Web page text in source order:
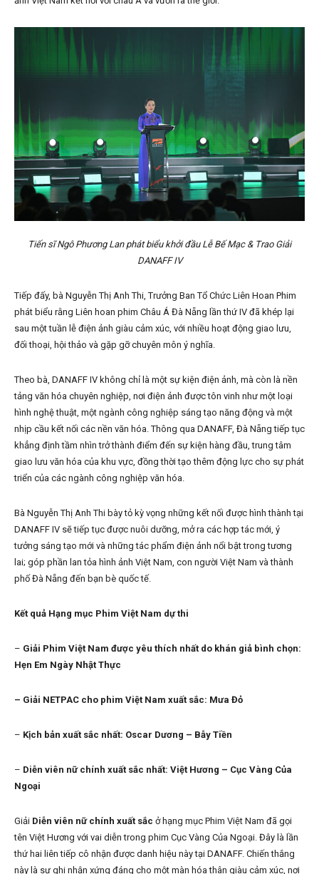
Tiến sĩ Ngô Phương Lan phát biểu khởi đầu Lễ Bế Mạc & Trao Giải
DANAFF IV
Tiếp đấy, bà Nguyễn Thị Anh Thi, Trưởng Ban Tổ Chức Liên Hoan Phim
phát biểu rằng Liên hoan phim Châu Á Đà Nẵng lần thứ IV đã khép lại
sau một tuần lễ điện ảnh giàu cảm xúc, với nhiều hoạt động giao lưu,
đối thoại, hội thảo và gặp gỡ chuyên môn ý nghĩa.
Theo bà, DANAFF IV không chỉ là một sự kiện điện ảnh, mà còn là nền
tảng văn hóa chuyên nghiệp, nơi điện ảnh được tôn vinh như một loại
hình nghệ thuật, một ngành công nghiệp sáng tạo năng động và một
nhịp cầu kết nối các nền văn hóa. Thông qua DANAFF, Đà Nẵng tiếp tục
khẳng định tầm nhìn trở thành điểm đến sự kiện hàng đầu, trung tâm
giao lưu văn hóa của khu vực, đồng thời tạo thêm động lực cho sự phát
triển của các ngành công nghiệp văn hóa.
Bà Nguyễn Thị Anh Thi bày tỏ kỳ vọng những kết nối được hình thành tại
DANAFF IV sẽ tiếp tục được nuôi dưỡng, mở ra các hợp tác mới, ý
tưởng sáng tạo mới và những tác phẩm điện ảnh nổi bật trong tương
lai; góp phần lan tỏa hình ảnh Việt Nam, con người Việt Nam và thành
phố Đà Nẵng đến bạn bè quốc tế.
Kết quả Hạng mục Phim Việt Nam dự thi
– Giải Phim Việt Nam được yêu thích nhất do khán giả bình chọn:
Hẹn Em Ngày Nhật Thực
– Giải NETPAC cho phim Việt Nam xuất sắc: Mưa Đỏ
– Kịch bản xuất sắc nhất: Oscar Dương – Bẫy Tiền
– Diễn viên nữ chính xuất sắc nhất: Việt Hương – Cục Vàng Của
Ngoại
Giải Diễn viên nữ chính xuất sắc ở hạng mục Phim Việt Nam đã gọi
tên Việt Hương với vai diễn trong phim Cục Vàng Của Ngoại. Đây là lần
thứ hai liên tiếp cô nhận được danh hiệu này tại DANAFF. Chiến thắng
này là sự ghi nhận xứng đáng cho một màn hóa thân giàu cảm xúc, nơi